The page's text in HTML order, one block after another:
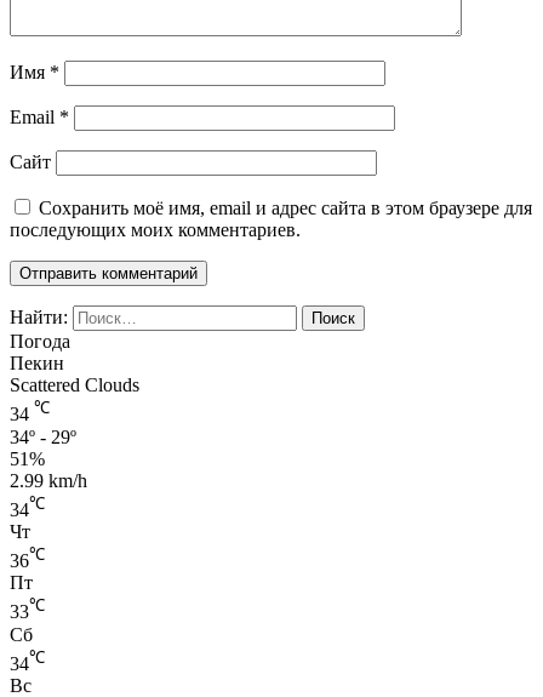
Имя *
Email *
Сайт
Сохранить моё имя, email и адрес сайта в этом браузере для
последующих моих комментариев.
Найти:
Погода
Пекин
Scattered Clouds
34 ℃
34º - 29º
51%
2.99 km/h
34℃
Чт
36℃
Пт
33℃
Сб
34℃
Вс